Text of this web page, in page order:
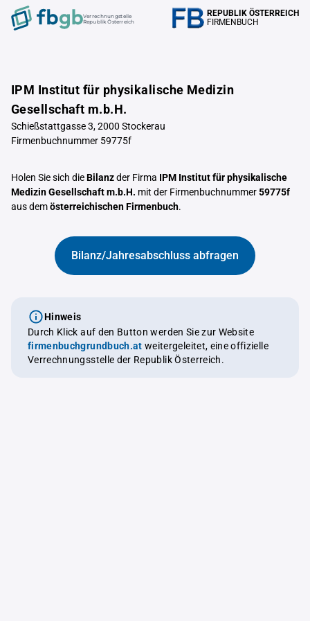
Verrechnungstelle
Republik Österreich
REPUBLIK ÖSTERREICH
FIRMENBUCH
IPM Institut für physikalische Medizin
Gesellschaft m.b.H.
Schießstattgasse 3, 2000 Stockerau
Firmenbuchnummer 59775f
Holen Sie sich dieBilanzder Firma IPM Institut für physikalische
Medizin Gesellschaft m.b.H. mit der Firmenbuchnummer59775f
aus demösterreichischen Firmenbuch.
Bilanz/Jahresabschluss abfragen
Hinweis
Durch Klick auf den Button werden Sie zur Website
firmenbuchgrundbuch.at weitergeleitet, eine offizielle
Verrechnungsstelle der Republik Österreich.